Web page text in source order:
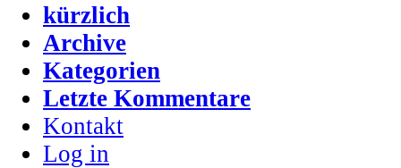
kürzlich
Archive
Kategorien
Letzte Kommentare
Kontakt
Log in